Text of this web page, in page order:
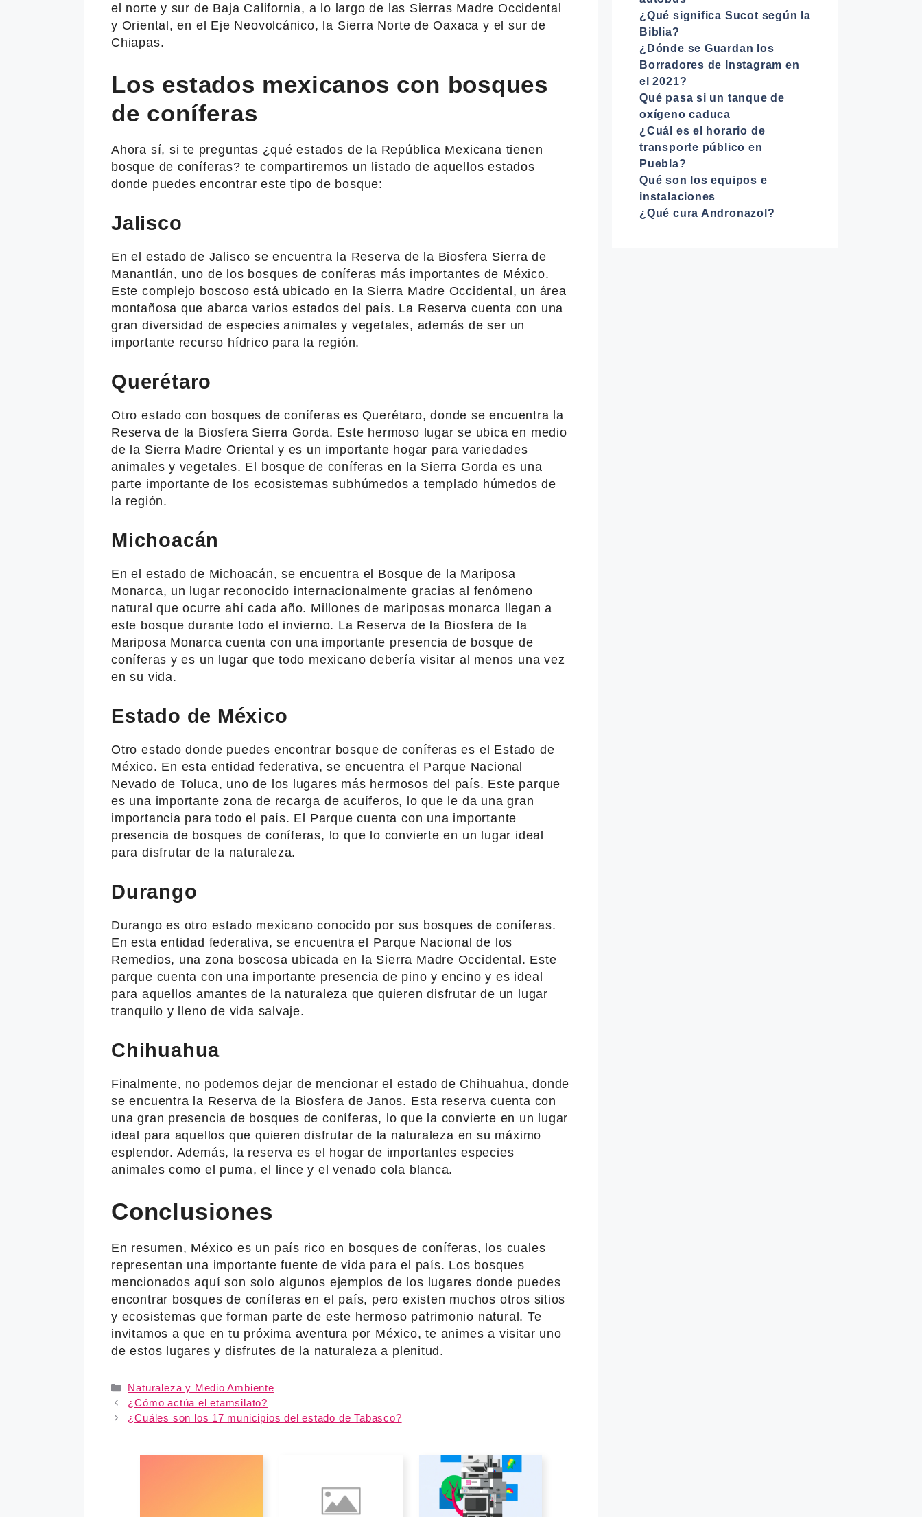
el norte y sur de Baja California, a lo largo de las Sierras Madre Occidental
y Oriental, en el Eje Neovolcánico, la Sierra Norte de Oaxaca y el sur de
Chiapas.
Los estados mexicanos con bosques
de coníferas
Ahora sí, si te preguntas ¿qué estados de la República Mexicana tienen
bosque de coníferas? te compartiremos un listado de aquellos estados
donde puedes encontrar este tipo de bosque:
Jalisco
En el estado de Jalisco se encuentra la Reserva de la Biosfera Sierra de
Manantlán, uno de los bosques de coníferas más importantes de México.
Este complejo boscoso está ubicado en la Sierra Madre Occidental, un área
montañosa que abarca varios estados del país. La Reserva cuenta con una
gran diversidad de especies animales y vegetales, además de ser un
importante recurso hídrico para la región.
Querétaro
Otro estado con bosques de coníferas es Querétaro, donde se encuentra la
Reserva de la Biosfera Sierra Gorda. Este hermoso lugar se ubica en medio
de la Sierra Madre Oriental y es un importante hogar para variedades
animales y vegetales. El bosque de coníferas en la Sierra Gorda es una
parte importante de los ecosistemas subhúmedos a templado húmedos de
la región.
Michoacán
En el estado de Michoacán, se encuentra el Bosque de la Mariposa
Monarca, un lugar reconocido internacionalmente gracias al fenómeno
natural que ocurre ahí cada año. Millones de mariposas monarca llegan a
este bosque durante todo el invierno. La Reserva de la Biosfera de la
Mariposa Monarca cuenta con una importante presencia de bosque de
coníferas y es un lugar que todo mexicano debería visitar al menos una vez
en su vida.
Estado de México
Otro estado donde puedes encontrar bosque de coníferas es el Estado de
México. En esta entidad federativa, se encuentra el Parque Nacional
Nevado de Toluca, uno de los lugares más hermosos del país. Este parque
es una importante zona de recarga de acuíferos, lo que le da una gran
importancia para todo el país. El Parque cuenta con una importante
presencia de bosques de coníferas, lo que lo convierte en un lugar ideal
para disfrutar de la naturaleza.
Durango
Durango es otro estado mexicano conocido por sus bosques de coníferas.
En esta entidad federativa, se encuentra el Parque Nacional de los
Remedios, una zona boscosa ubicada en la Sierra Madre Occidental. Este
parque cuenta con una importante presencia de pino y encino y es ideal
para aquellos amantes de la naturaleza que quieren disfrutar de un lugar
tranquilo y lleno de vida salvaje.
Chihuahua
Finalmente, no podemos dejar de mencionar el estado de Chihuahua, donde
se encuentra la Reserva de la Biosfera de Janos. Esta reserva cuenta con
una gran presencia de bosques de coníferas, lo que la convierte en un lugar
ideal para aquellos que quieren disfrutar de la naturaleza en su máximo
esplendor. Además, la reserva es el hogar de importantes especies
animales como el puma, el lince y el venado cola blanca.
Conclusiones
En resumen, México es un país rico en bosques de coníferas, los cuales
representan una importante fuente de vida para el país. Los bosques
mencionados aquí son solo algunos ejemplos de los lugares donde puedes
encontrar bosques de coníferas en el país, pero existen muchos otros sitios
y ecosistemas que forman parte de este hermoso patrimonio natural. Te
invitamos a que en tu próxima aventura por México, te animes a visitar uno
de estos lugares y disfrutes de la naturaleza a plenitud.
Categories
Naturaleza y Medio Ambiente
¿Cómo actúa el etamsilato?
¿Cuáles son los 17 municipios del estado de Tabasco?
¿Qué significa Sucot según la
Biblia?
¿Dónde se Guardan los
Borradores de Instagram en
el 2021?
Qué pasa si un tanque de
oxígeno caduca
¿Cuál es el horario de
transporte público en
Puebla?
Qué son los equipos e
instalaciones
¿Qué cura Andronazol?